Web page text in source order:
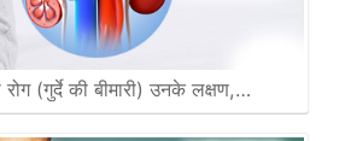
(गुर्दे की बीमारी) उनके लक्षण,…